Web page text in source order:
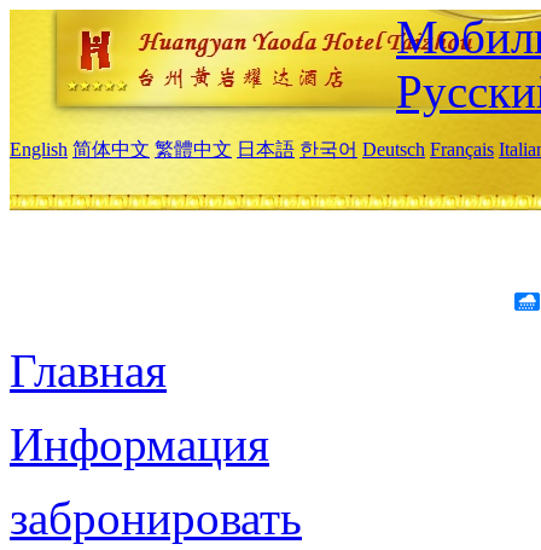
English 简体中文 繁體中文 日本語 한국어 Deutsch Français
Главная
Информация
забронировать